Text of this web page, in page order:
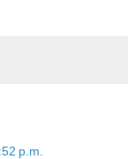
p.m.